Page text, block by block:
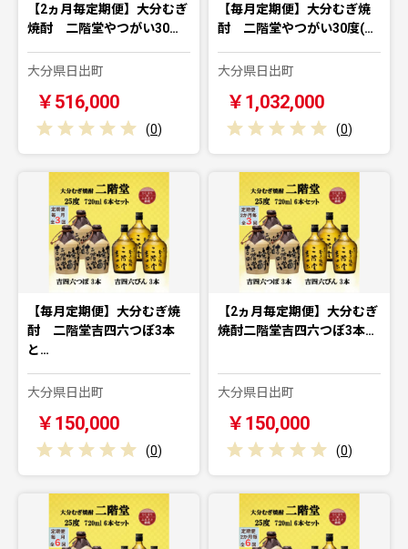
【2ヵ月毎定期便】大分むぎ
焼酎 二階堂やつがい30…
大分県日出町
￥516,000
(0)
【毎月定期便】大分むぎ焼
酎 二階堂やつがい30度(…
大分県日出町
￥1,032,000
(0)
【毎月定期便】大分むぎ焼
酎 二階堂吉四六つぼ3本
と…
大分県日出町
￥150,000
(0)
【2ヵ月毎定期便】大分むぎ
焼酎二階堂吉四六つぼ3本…
大分県日出町
￥150,000
(0)